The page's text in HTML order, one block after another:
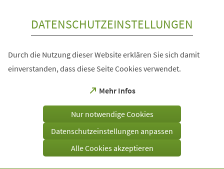
DATENSCHUTZEINSTELLUNGEN
Durch die Nutzung dieser Website erklären Sie sich damit
einverstanden, dass diese Seite Cookies verwendet.
Mehr Infos
(Öffnet
einem
Tab)
Nur notwendige Cookies
Datenschutzeinstellungen anpassen
Alle Cookies akzeptieren